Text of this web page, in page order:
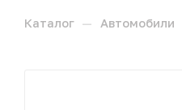
Каталог — Автомобили